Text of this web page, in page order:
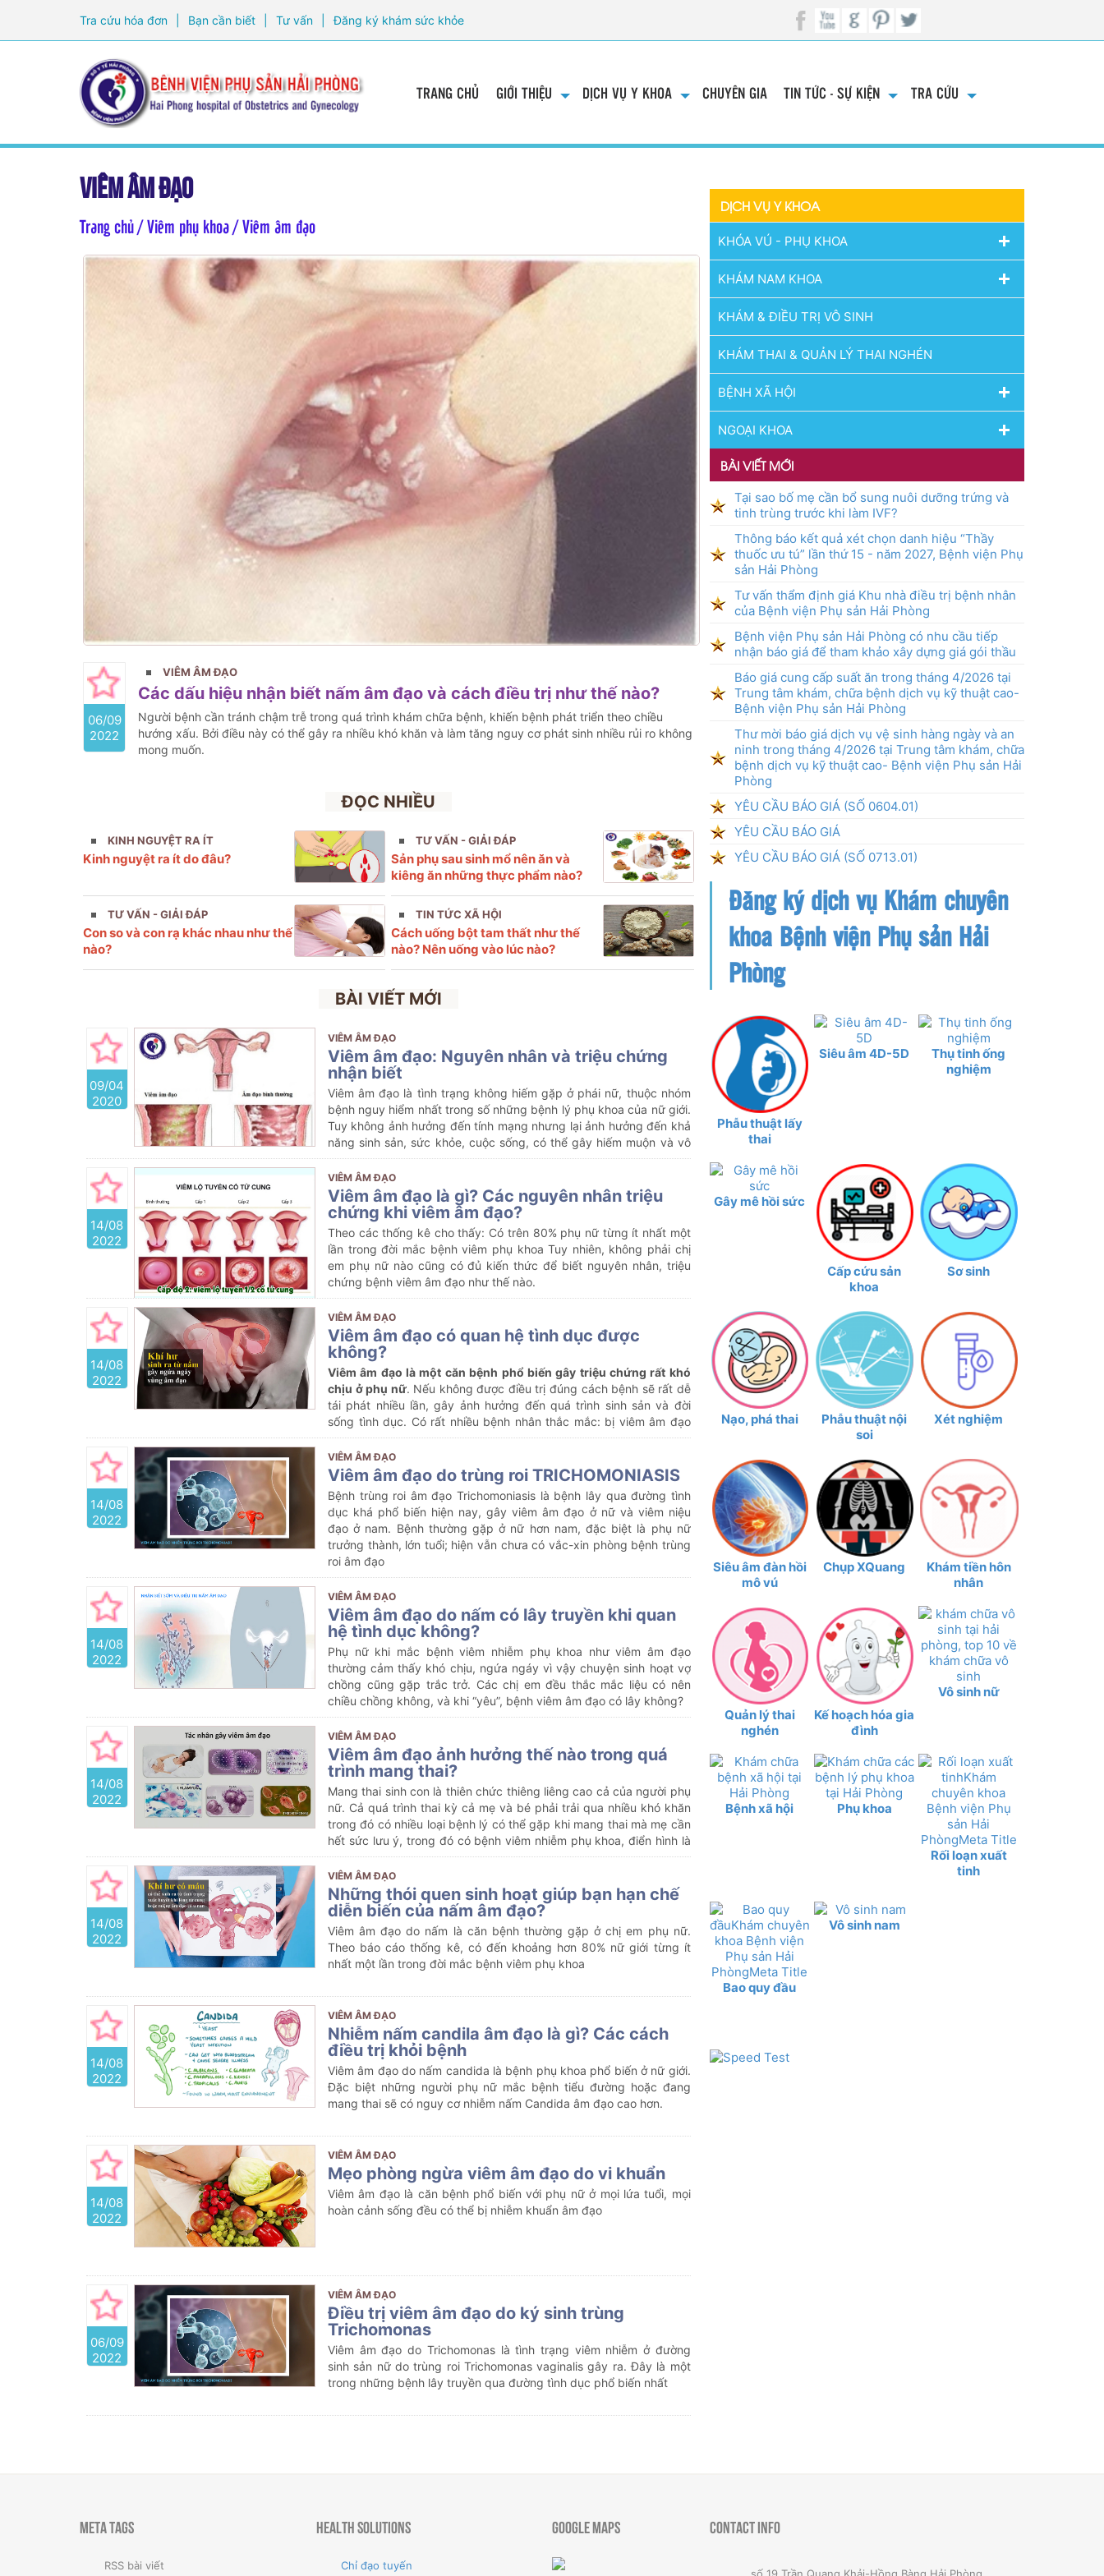
Tra cứu hóa đơn Bạn cần biết Tư vấn Đăng ký khám sức khỏe
TRANG CHỦ GIỚI THIỆU DỊCH VỤ Y KHOA CHUYÊN GIA TIN TỨC - SỰ KIỆN TRA CỨU
Viêm âm đạo
Trang chủ/ Viêm phụ khoa / Viêm âm đạo
06/09
2022
VIÊM ÂM ĐẠO
Các dấu hiệu nhận biết nấm âm đạo và cách điều trị như thế nào?
Người bệnh cần tránh chậm trễ trong quá trình khám chữa bệnh, khiến bệnh phát triển theo chiều
hướng xấu. Bởi điều này có thể gây ra nhiều khó khăn và làm tăng nguy cơ phát sinh nhiều rủi ro không
mong muốn.
ĐỌC NHIỀU
KINH NGUYỆT RA ÍT
Kinh nguyệt ra ít do đâu?
TƯ VẤN - GIẢI ĐÁP
Sản phụ sau sinh mổ nên ăn và
kiêng ăn những thực phẩm nào?
TƯ VẤN - GIẢI ĐÁP
Con so và con rạ khác nhau như thế
nào?
TIN TỨC XÃ HỘI
Cách uống bột tam thất như thế
nào? Nên uống vào lúc nào?
BÀI VIẾT MỚI
09/04
2020
VIÊM ÂM ĐẠO
Viêm âm đạo: Nguyên nhân và triệu chứng
nhận biết
Viêm âm đạo là tình trạng không hiếm gặp ở phái nữ, thuộc nhóm
bệnh nguy hiểm nhất trong số những bệnh lý phụ khoa của nữ giới.
Tuy không ảnh hưởng đến tính mạng nhưng lại ảnh hưởng đến khả
năng sinh sản, sức khỏe, cuộc sống, có thể gây hiếm muộn và vô
sinh.
14/08
2022
VIÊM ÂM ĐẠO
Viêm âm đạo là gì? Các nguyên nhân triệu
chứng khi viêm âm đạo?
Theo các thống kê cho thấy: Có trên 80% phụ nữ từng ít nhất một
lần trong đời mắc bệnh viêm phụ khoa Tuy nhiên, không phải chị
em phụ nữ nào cũng có đủ kiến thức để biết nguyên nhân, triệu
chứng bệnh viêm âm đạo như thế nào.
14/08
2022
VIÊM ÂM ĐẠO
Viêm âm đạo có quan hệ tình dục được
không?
Viêm âm đạo là một căn bệnh phổ biến gây triệu chứng rất khó
chịu ở phụ nữ. Nếu không được điều trị đúng cách bệnh sẽ rất dễ
tái phát nhiều lần, gây ảnh hưởng đến quá trình sinh sản và đời
sống tình dục. Có rất nhiều bệnh nhân thắc mắc: bị viêm âm đạo
có nên quan hệ tình dục? Vấn đề này sẽ được các chuyên gia giải
đáp trong bài viết dưới đây
14/08
2022
VIÊM ÂM ĐẠO
Viêm âm đạo do trùng roi TRICHOMONIASIS
Bệnh trùng roi âm đạo Trichomoniasis là bệnh lây qua đường tình
dục khá phổ biến hiện nay, gây viêm âm đạo ở nữ và viêm niệu
đạo ở nam. Bệnh thường gặp ở nữ hơn nam, đặc biệt là phụ nữ
trưởng thành, lớn tuổi; hiện vẫn chưa có vắc-xin phòng bệnh trùng
roi âm đạo
14/08
2022
VIÊM ÂM ĐẠO
Viêm âm đạo do nấm có lây truyền khi quan
hệ tình dục không?
Phụ nữ khi mắc bệnh viêm nhiễm phụ khoa như viêm âm đạo
thường cảm thấy khó chịu, ngứa ngáy vì vậy chuyện sinh hoạt vợ
chồng cũng gặp trắc trở. Các chị em đều thắc mắc liệu có nên
chiều chồng không, và khi “yêu”, bệnh viêm âm đạo có lây không?
14/08
2022
VIÊM ÂM ĐẠO
Viêm âm đạo ảnh hưởng thế nào trong quá
trình mang thai?
Mang thai sinh con là thiên chức thiêng liêng cao cả của người phụ
nữ. Cả quá trình thai kỳ cả mẹ và bé phải trải qua nhiều khó khăn
trong đó có nhiều loại bệnh lý có thể gặp khi mang thai mà mẹ cần
hết sức lưu ý, trong đó có bệnh viêm nhiễm phụ khoa, điển hình là
viêm âm đạo.
14/08
2022
VIÊM ÂM ĐẠO
Những thói quen sinh hoạt giúp bạn hạn chế
diễn biến của nấm âm đạo?
Viêm âm đạo do nấm là căn bệnh thường gặp ở chị em phụ nữ.
Theo báo cáo thống kê, có đến khoảng hơn 80% nữ giới từng ít
nhất một lần trong đời mắc bệnh viêm phụ khoa
14/08
2022
VIÊM ÂM ĐẠO
Nhiễm nấm candila âm đạo là gì? Các cách
điều trị khỏi bệnh
Viêm âm đạo do nấm candida là bệnh phụ khoa phổ biến ở nữ giới.
Đặc biệt những người phụ nữ mắc bệnh tiểu đường hoặc đang
mang thai sẽ có nguy cơ nhiễm nấm Candida âm đạo cao hơn.
14/08
2022
VIÊM ÂM ĐẠO
Mẹo phòng ngừa viêm âm đạo do vi khuẩn
Viêm âm đạo là căn bệnh phổ biến với phụ nữ ở mọi lứa tuổi, mọi
hoàn cảnh sống đều có thể bị nhiễm khuẩn âm đạo
06/09
2022
VIÊM ÂM ĐẠO
Điều trị viêm âm đạo do ký sinh trùng
Trichomonas
Viêm âm đạo do Trichomonas là tình trạng viêm nhiễm ở đường
sinh sản nữ do trùng roi Trichomonas vaginalis gây ra. Đây là một
trong những bệnh lây truyền qua đường tình dục phổ biến nhất
DỊCH VỤ Y KHOA
KHÓA VÚ - PHỤ KHOA
KHÁM NAM KHOA
KHÁM & ĐIỀU TRỊ VÔ SINH
KHÁM THAI & QUẢN LÝ THAI NGHÉN
BỆNH XÃ HỘI
NGOẠI KHOA
BÀI VIẾT MỚI
Tại sao bố mẹ cần bổ sung nuôi dưỡng trứng và
tinh trùng trước khi làm IVF?
Thông báo kết quả xét chọn danh hiệu “Thầy
thuốc ưu tú” lần thứ 15 - năm 2027, Bệnh viện Phụ
sản Hải Phòng
Tư vấn thẩm định giá Khu nhà điều trị bệnh nhân
của Bệnh viện Phụ sản Hải Phòng
Bệnh viện Phụ sản Hải Phòng có nhu cầu tiếp
nhận báo giá để tham khảo xây dựng giá gói thầu
Báo giá cung cấp suất ăn trong tháng 4/2026 tại
Trung tâm khám, chữa bệnh dịch vụ kỹ thuật cao-
Bệnh viện Phụ sản Hải Phòng
Thư mời báo giá dịch vụ vệ sinh hàng ngày và an
ninh trong tháng 4/2026 tại Trung tâm khám, chữa
bệnh dịch vụ kỹ thuật cao- Bệnh viện Phụ sản Hải
Phòng
YÊU CẦU BÁO GIÁ (SỐ 0604.01)
YÊU CẦU BÁO GIÁ
YÊU CẦU BÁO GIÁ (SỐ 0713.01)
Đăng ký dịch vụ Khám chuyên
khoa Bệnh viện Phụ sản Hải
Phòng
Phẫu thuật lấy
thai
Siêu âm 4D-5D
Thụ tinh ống
nghiệm
Gây mê hồi sức
Cấp cứu sản
khoa
Sơ sinh
Nạo, phá thai
Phẫu thuật nội
soi
Xét nghiệm
Siêu âm đàn hồi
mô vú
Chụp XQuang
Khám tiền hôn
nhân
Quản lý thai
nghén
Kế hoạch hóa gia
đình
Vô sinh nữ
Bệnh xã hội Phụ khoa
Rối loạn xuất
tinh
Bao quy đầu
Vô sinh nam
Meta Tags
RSS bài viết
Health Solutions
Chỉ đạo tuyến
Google Maps Contact Info